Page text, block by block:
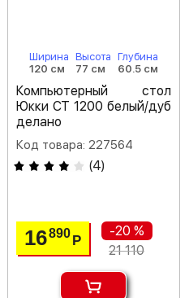
Ширина
120 см
Высота
77 см
Глубина
60.5 см
Компьютерный стол
Юкки СТ 1200 белый/дуб
делано
Код товара: 227564
(4)
16890 Р
-20 %
21 110